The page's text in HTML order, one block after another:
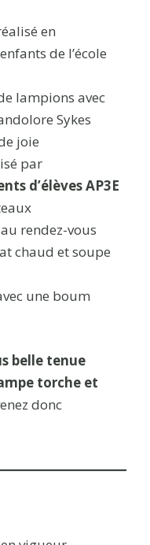
en
de l’école
lampions avec
Sykes
joie
par
d’élèves AP3E
rendez-vous
chaud et soupe
une boum
belle tenue
torche et
donc